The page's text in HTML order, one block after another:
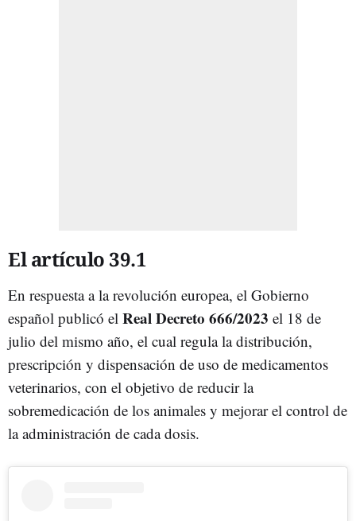
El artículo 39.1
En respuesta a la revolución europea, el Gobierno
español publicó el Real Decreto 666/2023 el 18 de
julio del mismo año, el cual regula la distribución,
prescripción y dispensación de uso de medicamentos
veterinarios, con el objetivo de reducir la
sobremedicación de los animales y mejorar el control de
la administración de cada dosis.